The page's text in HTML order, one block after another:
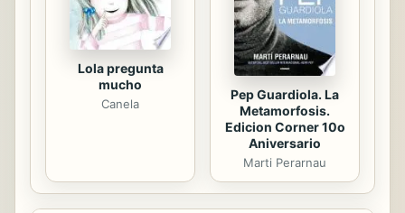
Lola pregunta
mucho
Canela
Pep Guardiola. La
Metamorfosis.
Edicion Corner 10o
Aniversario
Marti Perarnau